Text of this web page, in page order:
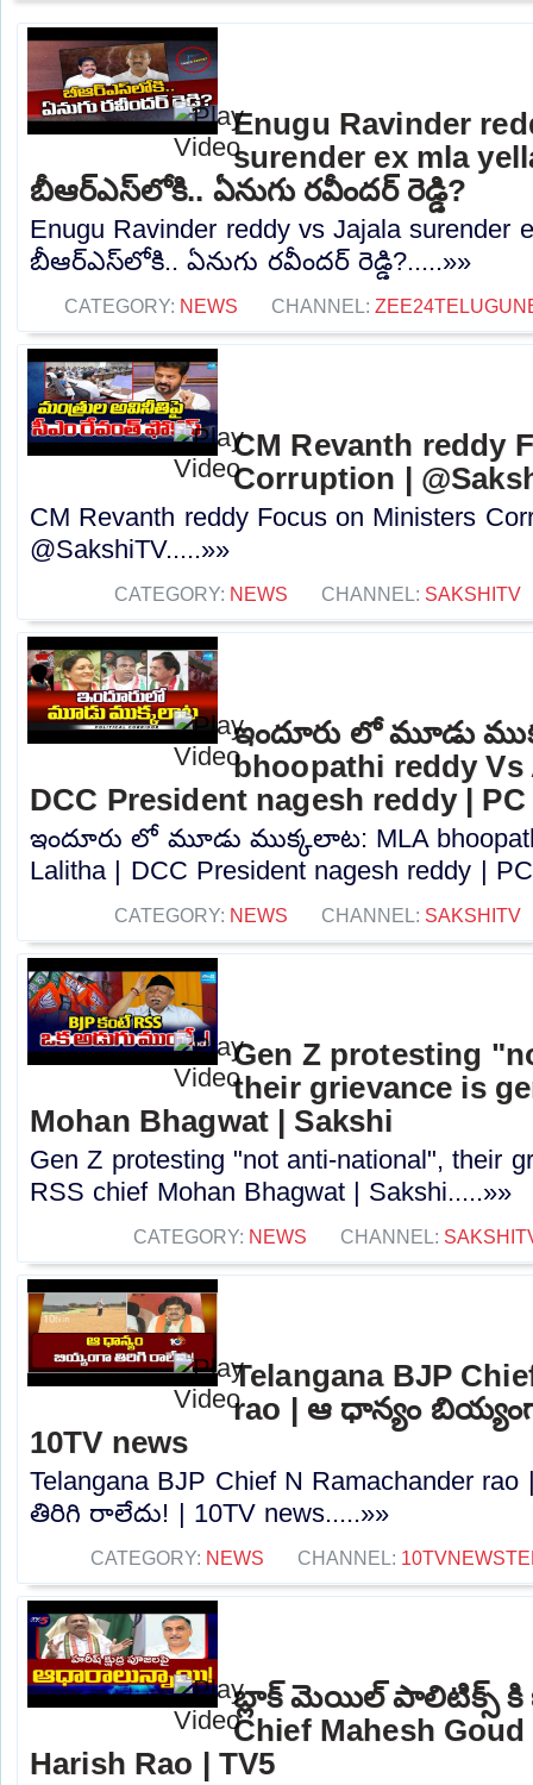
Enugu Ravinder
surender ex mla
బీఆర్ఎస్‌లోకి.. ఏనుగు రవీందర్ రెడ్డి?
Enugu Ravinder reddy vs Jajala surender
బీఆర్ఎస్‌లోకి.. ఏనుగు రవీందర్ రెడ్డి?.....»»
CATEGORY: NEWS CHANNEL:
CM Revanth reddy
Corruption |
CM Revanth reddy Focus on Ministers
@SakshiTV.....»»
CATEGORY: NEWS CHANNEL: SAKSHITV
ఇందూరు లో మూడు
bhoopathi reddy Vs
DCC President nagesh reddy | PC
ఇందూరు లో మూడు ముక్కలాట: MLA
Lalitha | DCC President nagesh reddy |
CATEGORY: NEWS CHANNEL: SAKSHITV
Gen Z protesting
their grievance is
Mohan Bhagwat | Sakshi
Gen Z protesting "not anti-national", their
RSS chief Mohan Bhagwat | Sakshi.....»»
CATEGORY: NEWS CHANNEL:
Telangana BJP
rao | ఆ ధాన్యం
10TV news
Telangana BJP Chief N Ramachander
తిరిగి రాలేదు! | 10TV news.....»»
CATEGORY: NEWS CHANNEL:
బ్లాక్ మెయిల్ పాలిటిక్స్ కి
Chief Mahesh
Harish Rao | TV5